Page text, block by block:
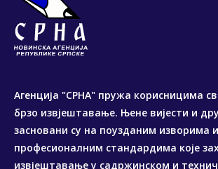
Агенција "СРНА" пружа корисницима
брзо извјештавање. Њене вијести и
засновани су на поузданим изворима
професионалним стандардима које
извјештавање у садржинском и